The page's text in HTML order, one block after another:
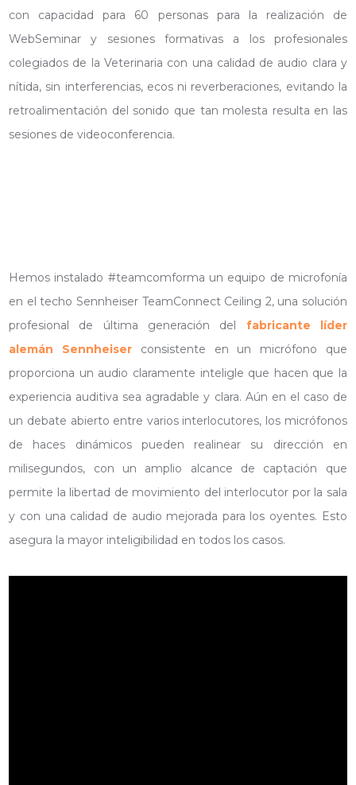
con capacidad para 60 personas para la realización de
WebSeminar y sesiones formativas a los profesionales
colegiados de la Veterinaria con una calidad de audio clara y
nítida, sin interferencias, ecos ni reverberaciones, evitando la
retroalimentación del sonido que tan molesta resulta en las
sesiones de videoconferencia.
Hemos instalado #teamcomforma un equipo de microfonía
en el techo Sennheiser TeamConnect Ceiling 2, una solución
profesional de última generación del fabricante líder
alemán Sennheiserconsistente en un micrófono que
proporciona un audio claramente inteligle que hacen que la
experiencia auditiva sea agradable y clara. Aún en el caso de
un debate abierto entre varios interlocutores, los micrófonos
de haces dinámicos pueden realinear su dirección en
milisegundos, con un amplio alcance de captación que
permite la libertad de movimiento del interlocutor por la sala
y con una calidad de audio mejorada para los oyentes. Esto
asegura la mayor inteligibilidad en todos los casos.